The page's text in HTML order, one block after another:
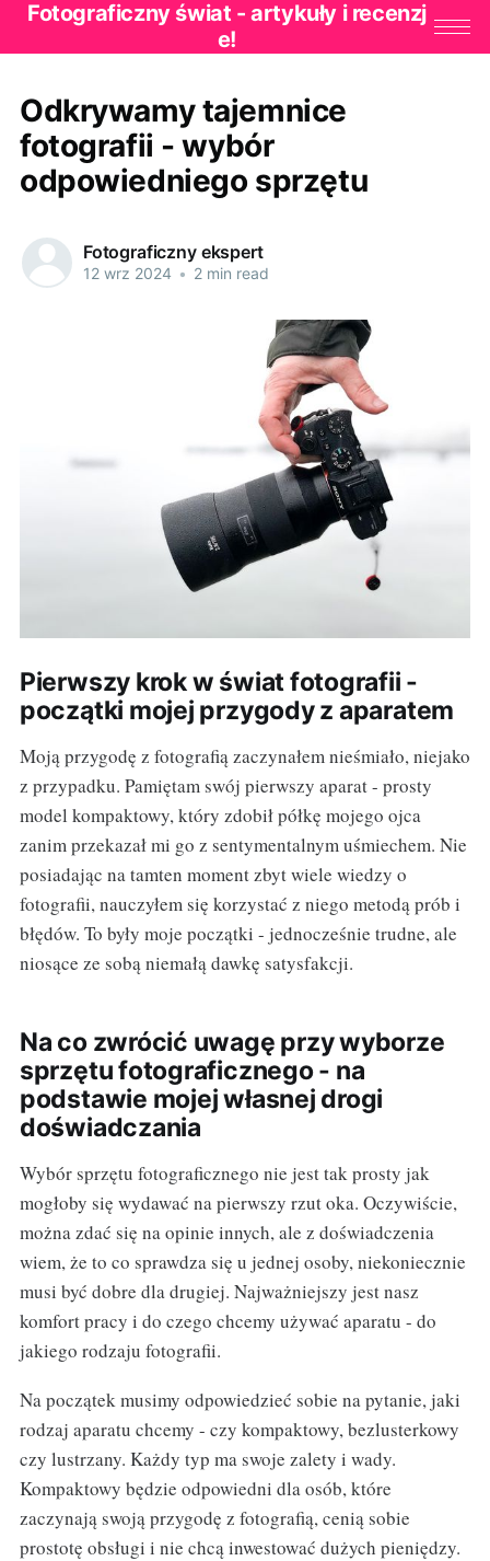
Fotograficzny świat - artykuły i recenzj
e!
Odkrywamy tajemnice
fotografii - wybór
odpowiedniego sprzętu
Fotograficzny ekspert
12 wrz 2024 • 2 min read
Pierwszy krok w świat fotografii -
początki mojej przygody z aparatem
Moją przygodę z fotografią zaczynałem nieśmiało, niejako
z przypadku. Pamiętam swój pierwszy aparat - prosty
model kompaktowy, który zdobił półkę mojego ojca
zanim przekazał mi go z sentymentalnym uśmiechem. Nie
posiadając na tamten moment zbyt wiele wiedzy o
fotografii, nauczyłem się korzystać z niego metodą prób i
błędów. To były moje początki - jednocześnie trudne, ale
niosące ze sobą niemałą dawkę satysfakcji.
Na co zwrócić uwagę przy wyborze
sprzętu fotograficznego - na
podstawie mojej własnej drogi
doświadczania
Wybór sprzętu fotograficznego nie jest tak prosty jak
mogłoby się wydawać na pierwszy rzut oka. Oczywiście,
można zdać się na opinie innych, ale z doświadczenia
wiem, że to co sprawdza się u jednej osoby, niekoniecznie
musi być dobre dla drugiej. Najważniejszy jest nasz
komfort pracy i do czego chcemy używać aparatu - do
jakiego rodzaju fotografii.
Na początek musimy odpowiedzieć sobie na pytanie, jaki
rodzaj aparatu chcemy - czy kompaktowy, bezlusterkowy
czy lustrzany. Każdy typ ma swoje zalety i wady.
Kompaktowy będzie odpowiedni dla osób, które
zaczynają swoją przygodę z fotografią, cenią sobie
prostotę obsługi i nie chcą inwestować dużych pieniędzy.